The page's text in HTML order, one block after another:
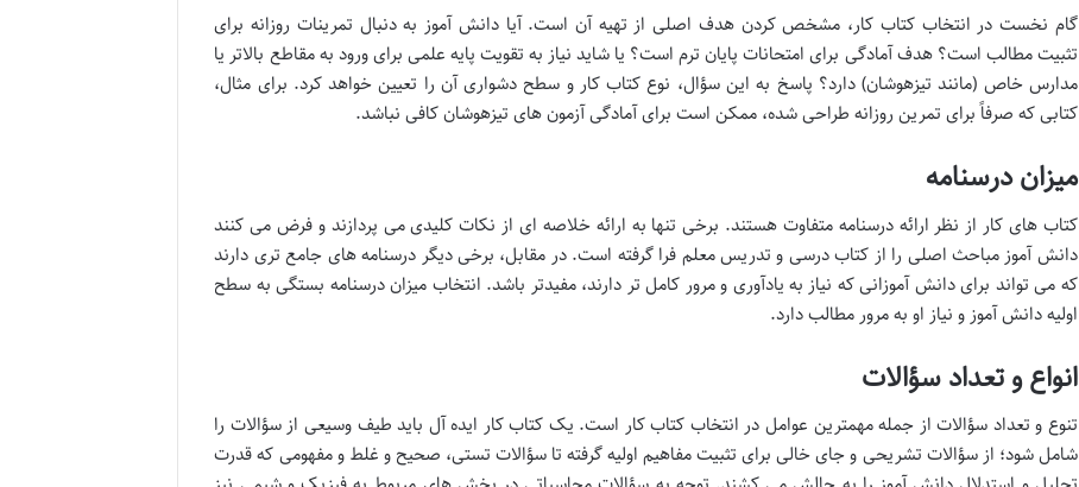
گام نخست در انتخاب کتاب کار، مشخص کردن هدف اصلی از تهیه آن است. آیا دانش آموز به دنبال تمرینات روزانه برای
تثبیت مطالب است؟ هدف آمادگی برای امتحانات پایان ترم است؟ یا شاید نیاز به تقویت پایه علمی برای ورود به مقاطع بالاتر یا
مدارس خاص (مانند تیزهوشان) دارد؟ پاسخ به این سؤال، نوع کتاب کار و سطح دشواری آن را تعیین خواهد کرد. برای مثال،
کتابی که صرفاً برای تمرین روزانه طراحی شده، ممکن است برای آمادگی آزمون های تیزهوشان کافی نباشد.
میزان درسنامه
کتاب های کار از نظر ارائه درسنامه متفاوت هستند. برخی تنها به ارائه خلاصه ای از نکات کلیدی می پردازند و فرض می کنند
دانش آموز مباحث اصلی را از کتاب درسی و تدریس معلم فرا گرفته است. در مقابل، برخی دیگر درسنامه های جامع تری دارند
که می تواند برای دانش آموزانی که نیاز به یادآوری و مرور کامل تر دارند، مفیدتر باشد. انتخاب میزان درسنامه بستگی به سطح
اولیه دانش آموز و نیاز او به مرور مطالب دارد.
انواع و تعداد سؤالات
تنوع و تعداد سؤالات از جمله مهمترین عوامل در انتخاب کتاب کار است. یک کتاب کار ایده آل باید طیف وسیعی از سؤالات را
شامل شود؛ از سؤالات تشریحی و جای خالی برای تثبیت مفاهیم اولیه گرفته تا سؤالات تستی، صحیح و غلط و مفهومی که قدرت